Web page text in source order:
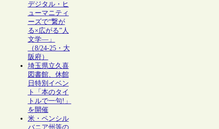
デジタル・ヒ
ューマニティ
ーズで“繋が
る×広がる”人
文学―」
（8/24-25・大
阪府）
埼玉県立久喜
図書館、休館
日特別イベン
ト「本のタイ
トルで一句!」
を開催
米・ペンシル
バニア州等の